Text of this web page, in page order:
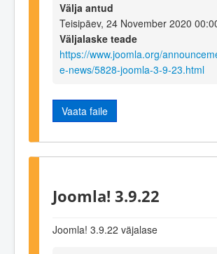
Välja antud
Teisipäev, 24 November 2020
Väljalaske teade
https://www.joomla.org/
e-news/5828-joomla-3-9-23.html
Vaata faile
Joomla! 3.9.22
Joomla! 3.9.22 väjalase